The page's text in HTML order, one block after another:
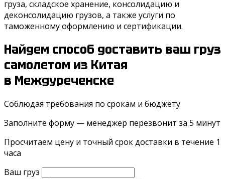
груза, складское хранение, консолидацию и
деконсолидацию грузов, а также услуги по
таможенному оформлению и сертификации.
Найдем способ доставить ваш груз
самолетом из Китая
в Междуреченске
Соблюдая требования по срокам и бюджету
Заполните форму — менеджер перезвонит за 5 минут
Просчитаем цену и точный срок доставки в течение 1
часа
Ваш груз